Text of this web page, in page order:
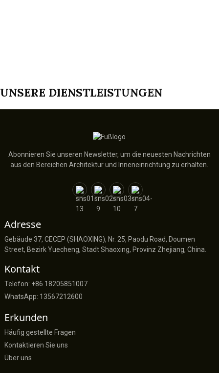
UNSERE DIENSTLEISTUNGEN
Abonnieren Sie unseren Newsletter, um die neuesten Nachrichten
aus den Bereichen Architektur und Inneneinrichtung zu erhalten.
Adresse
Gebäude 37, CECEP (SHAOXING), Nr. 25, Paodu Road, Doumen
Street, Bezirk Yuecheng, Stadt Shaoxing, Provinz Zhejiang, China.
Kontakt
Telefon: +86 18205851007
WhatsApp: 13567212600
Erkunden
Häufig gestellte Fragen
Kontaktieren Sie uns
Über uns